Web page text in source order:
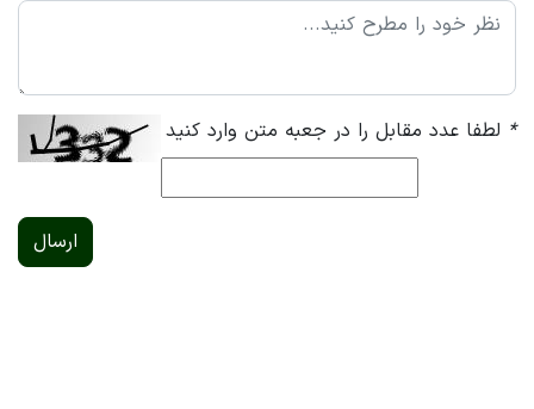
* لطفا عدد مقابل را در جعبه متن وارد کنید
ارسال